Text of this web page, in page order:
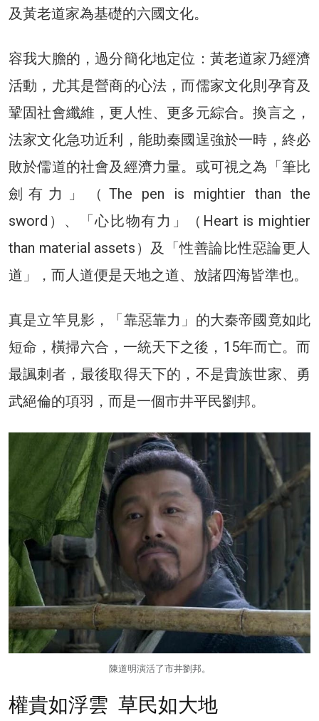
及黃老道家為基礎的六國文化。
容我大膽的，過分簡化地定位：黃老道家乃經濟
活動，尤其是營商的心法，而儒家文化則孕育及
鞏固社會纖維，更人性、更多元綜合。換言之，
法家文化急功近利，能助秦國逞強於一時，終必
敗於儒道的社會及經濟力量。或可視之為「筆比
劍有力」（The pen is mightier than the
sword）、「心比物有力」（Heart is mightier
than material assets）及「性善論比性惡論更人
道」，而人道便是天地之道、放諸四海皆準也。
真是立竿見影，「靠惡靠力」的大秦帝國竟如此
短命，橫掃六合，一統天下之後，15年而亡。而
最諷刺者，最後取得天下的，不是貴族世家、勇
武絕倫的項羽，而是一個市井平民劉邦。
陳道明演活了市井劉邦。
權貴如浮雲 草民如大地